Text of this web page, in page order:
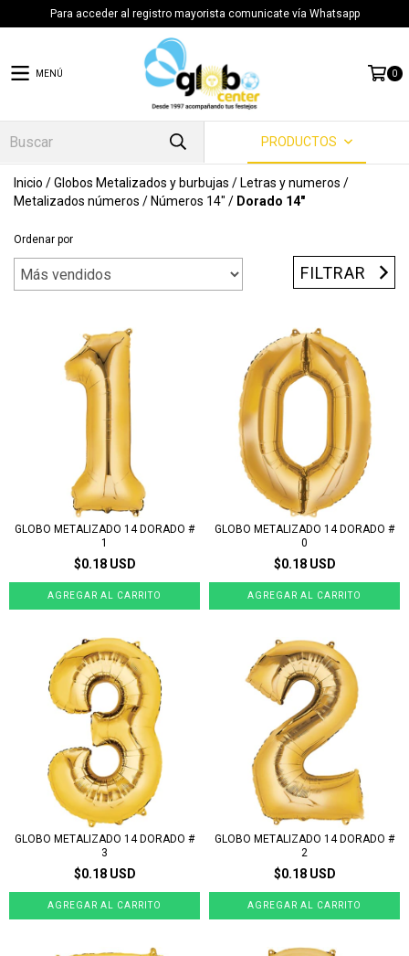
Para acceder al registro mayorista comunicate vía Whatsapp
MENÚ 0
PRODUCTOS
Inicio /Globos Metalizados y burbujas / Letras y numeros /
Metalizados números / Números 14" / Dorado 14"
Ordenar por
FILTRAR
GLOBO METALIZADO 14 DORADO #
1
$0.18 USD
GLOBO METALIZADO 14 DORADO #
0
$0.18 USD
GLOBO METALIZADO 14 DORADO #
3
$0.18 USD
GLOBO METALIZADO 14 DORADO #
2
$0.18 USD